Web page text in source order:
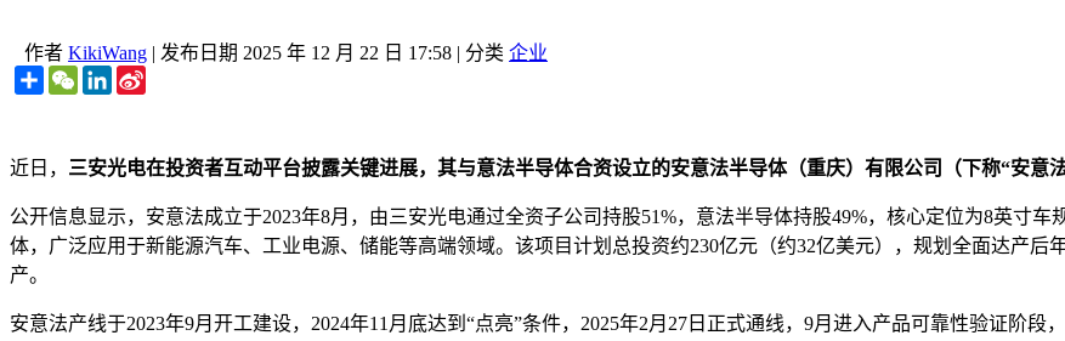
作者 KikiWang | 发布日期 2025 年 12 月 22 日 17:58 | 分类 企业
ShareWeChatLinkedIn
近日， 三安光电在投资者互动平台披露关键进展，其与意法半导体合资设立的安意法半导体（重庆）有限公司（下称“安意
公开信息显示，安意法成立于2023年8月，由三安光电通过全资子公司持股51%，意法半导体持股49%，核心定位为8英寸
体，广泛应用于新能源汽车、工业电源、储能等高端领域。该项目计划总投资约230亿元（约32亿美元），规划全面达产后
产。
安意法产线于2023年9月开工建设，2024年11月底达到“点亮”条件，2025年2月27日正式通线，9月进入产品可靠性验证阶